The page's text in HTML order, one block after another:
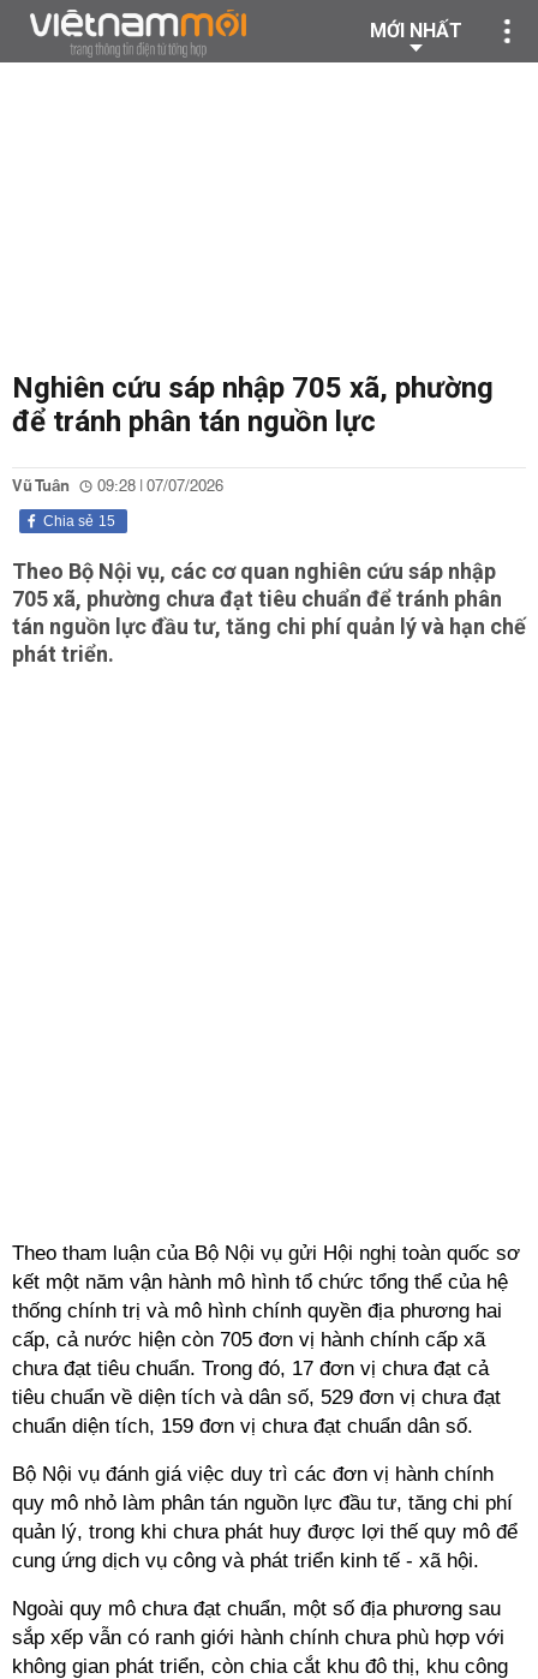
MỚI NHẤT
Nghiên cứu sáp nhập 705 xã, phường
để tránh phân tán nguồn lực
Vũ Tuân 09:28 | 07/07/2026
15
Chia sẻ
Theo Bộ Nội vụ, các cơ quan nghiên cứu sáp nhập
705 xã, phường chưa đạt tiêu chuẩn để tránh phân
tán nguồn lực đầu tư, tăng chi phí quản lý và hạn chế
phát triển.
Theo tham luận của Bộ Nội vụ gửi Hội nghị toàn quốc sơ
kết một năm vận hành mô hình tổ chức tổng thể của hệ
thống chính trị và mô hình chính quyền địa phương hai
cấp, cả nước hiện còn 705 đơn vị hành chính cấp xã
chưa đạt tiêu chuẩn. Trong đó, 17 đơn vị chưa đạt cả
tiêu chuẩn về diện tích và dân số, 529 đơn vị chưa đạt
chuẩn diện tích, 159 đơn vị chưa đạt chuẩn dân số.
Bộ Nội vụ đánh giá việc duy trì các đơn vị hành chính
quy mô nhỏ làm phân tán nguồn lực đầu tư, tăng chi phí
quản lý, trong khi chưa phát huy được lợi thế quy mô để
cung ứng dịch vụ công và phát triển kinh tế - xã hội.
Ngoài quy mô chưa đạt chuẩn, một số địa phương sau
sắp xếp vẫn có ranh giới hành chính chưa phù hợp với
không gian phát triển, còn chia cắt khu đô thị, khu công